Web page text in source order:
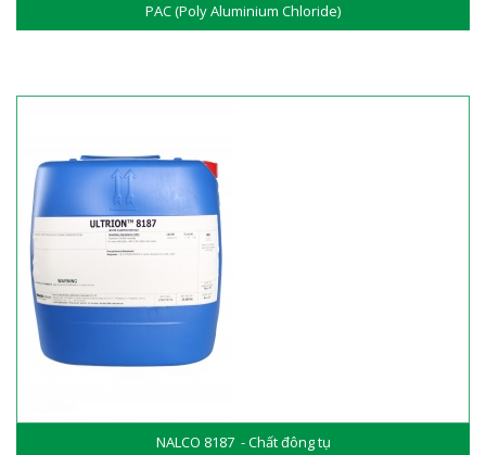
PAC (Poly Aluminium Chloride)
NALCO 8187 - Chất đông tụ